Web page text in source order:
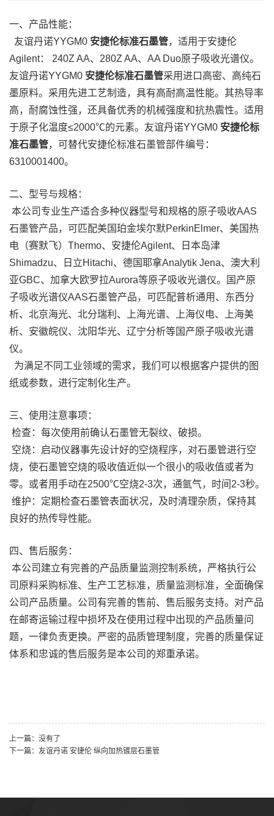
一、产品性能：
友谊丹诺YYGM0 安捷伦标准石墨管，适用于安捷伦
Agilent： 240Z AA、280Z AA、AA Duo原子吸收光谱仪。
友谊丹诺YYGM0 安捷伦标准石墨管采用进口高密、高纯石
墨原料。采用先进工艺制造，具有高耐高温性能。其热导率
高，耐腐蚀性强，还具备优秀的机械强度和抗热震性。适用
于原子化温度≤2000℃的元素。友谊丹诺YYGM0 安捷伦标
准石墨管，可替代安捷伦标准石墨管部件编号：
6310001400。
二、型号与规格：
本公司专业生产适合多种仪器型号和规格的原子吸收AAS
石墨管产品，可匹配美国珀金埃尔默PerkinElmer、美国热
电（赛默飞）Thermo、安捷伦Agilent、日本岛津
Shimadzu、日立Hitachi、德国耶拿Analytik Jena、澳大利
亚GBC、加拿大欧罗拉Aurora等原子吸收光谱仪。国产原
子吸收光谱仪AAS石墨管产品，可匹配普析通用、东西分
析、北京海光、北分瑞利、上海光谱、上海仪电、上海美
析、安徽皖仪、沈阳华光、辽宁分析等国产原子吸收光谱
仪。
为满足不同工业领域的需求，我们可以根据客户提供的图
纸或参数，进行定制化生产。
三、使用注意事项：
检查：每次使用前确认石墨管无裂纹、破损。
空烧：启动仪器事先设计好的空烧程序，对石墨管进行空
烧，使石墨管空烧的吸收值近似一个很小的吸收值或者为
零。或者用手动在2500℃空烧2-3次，通氩气，时间2-3秒。
维护：定期检查石墨管表面状况，及时清理杂质，保持其
良好的热传导性能。
四、售后服务：
本公司建立有完善的产品质量监测控制系统，严格执行公
司原料采购标准、生产工艺标准，质量监测标准，全面确保
公司产品质量。公司有完善的售前、售后服务支持。对产品
在邮寄运输过程中损坏及在使用过程中出现的产品质量问
题，一律负责更换。严密的品质管理制度，完善的质量保证
体系和忠诚的售后服务是本公司的郑重承诺。
上一篇：没有了
下一篇：友谊丹诺 安捷伦 纵向加热镀层石墨管